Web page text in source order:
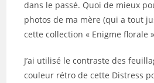
dans le passé. Quoi de mieux
photos de ma mère (qui a tout
cette collection « Enigme florale
J’ai utilisé le contraste des
couleur rétro de cette Distress